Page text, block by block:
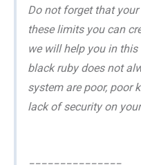
Do not forget that
these limits you can
we will help you in
black ruby does not
system are poor, poor
lack of security on